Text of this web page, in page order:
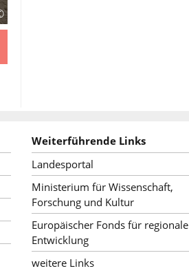
Weiterführende Links
Landesportal
Ministerium für Wissenschaft,
Forschung und Kultur
Europäischer Fonds für regionale
Entwicklung
weitere Links